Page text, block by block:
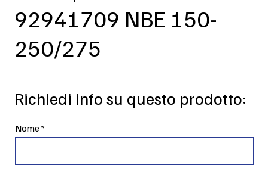
92941709 NBE 150-
250/275
Richiedi info su questo prodotto:
Nome